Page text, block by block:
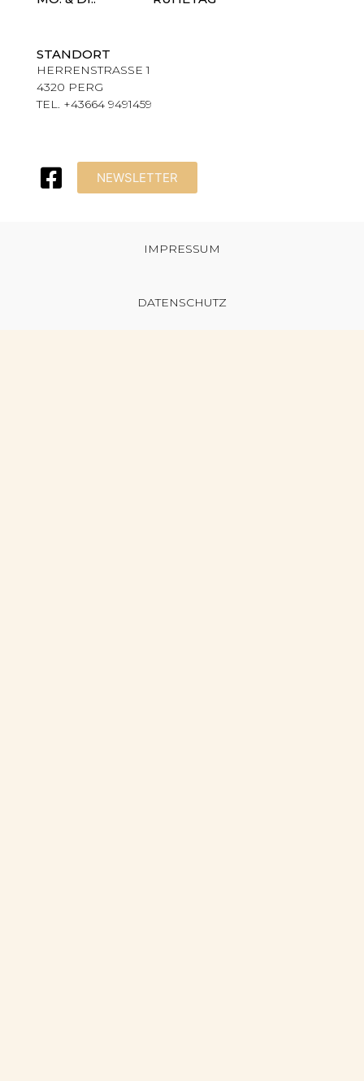
STANDORT
HERRENSTRASSE 1
4320 PERG
TEL. +43664 9491459
NEWSLETTER
IMPRESSUM
DATENSCHUTZ